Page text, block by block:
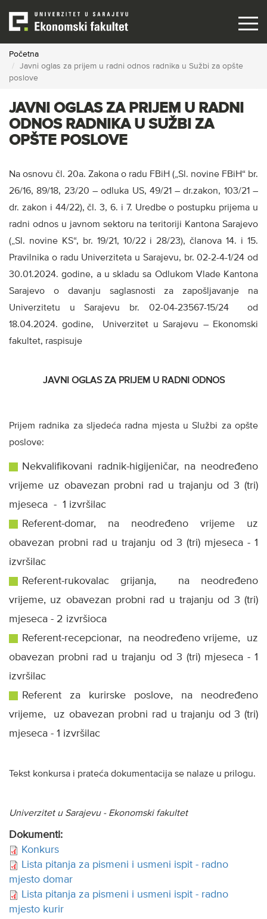
main
content
Početna
Javni oglas za prijem u radni odnos radnika u Sužbi za opšte
poslove
JAVNI OGLAS ZA PRIJEM U RADNI
ODNOS RADNIKA U SUŽBI ZA
OPŠTE POSLOVE
Na osnovu čl. 20a. Zakona o radu FBiH („Sl. novine FBiH“ br.
26/16, 89/18, 23/20 – odluka US, 49/21 – dr.zakon, 103/21 –
dr. zakon i 44/22), čl. 3, 6. i 7. Uredbe o postupku prijema u
radni odnos u javnom sektoru na teritoriji Kantona Sarajevo
(„Sl. novine KS“, br. 19/21, 10/22 i 28/23), članova 14. i 15.
Pravilnika o radu Univerziteta u Sarajevu, br. 02-2-4-1/24 od
30.01.2024. godine, a u skladu sa Odlukom Vlade Kantona
Sarajevo o davanju saglasnosti za zapošljavanje na
Univerzitetu u Sarajevu br. 02-04-23567-15/24 od
18.04.2024. godine, Univerzitet u Sarajevu – Ekonomski
fakultet, raspisuje
JAVNI OGLAS ZA PRIJEM U RADNI ODNOS
Prijem radnika za sljedeća radna mjesta u Službi za opšte
poslove:
Nekvalifikovani radnik-higijeničar, na neodređeno
vrijeme uz obavezan probni rad u trajanju od 3 (tri)
mjeseca - 1 izvršilac
Referent-domar, na neodređeno vrijeme uz
obavezan probni rad u trajanju od 3 (tri) mjeseca - 1
izvršilac
Referent-rukovalac grijanja, na neodređeno
vrijeme, uz obavezan probni rad u trajanju od 3 (tri)
mjeseca - 2 izvršioca
Referent-recepcionar, na neodređeno vrijeme, uz
obavezan probni rad u trajanju od 3 (tri) mjeseca - 1
izvršilac
Referent za kurirske poslove, na neodređeno
vrijeme, uz obavezan probni rad u trajanju od 3 (tri)
mjeseca - 1 izvršilac
Tekst konkursa i prateća dokumentacija se nalaze u prilogu.
Univerzitet u Sarajevu - Ekonomski fakultet
Dokumenti:
Konkurs
Lista pitanja za pismeni i usmeni ispit - radno
mjesto domar
Lista pitanja za pismeni i usmeni ispit - radno
mjesto kurir